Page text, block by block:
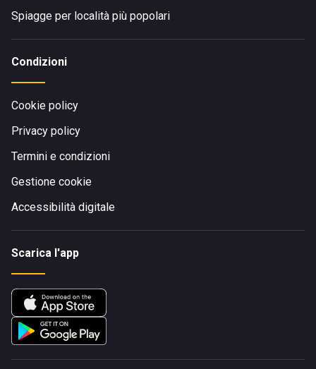
Spiagge per località più popolari
Condizioni
Cookie policy
Privacy policy
Termini e condizioni
Gestione cookie
Accessibilità digitale
Scarica l'app